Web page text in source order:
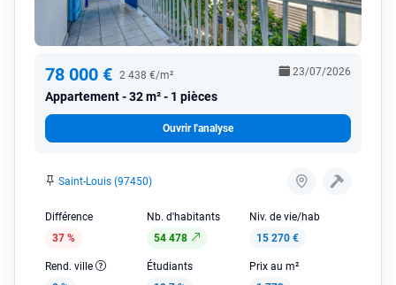
78 000 € 2 438 €/m²
Appartement 32 m² - 1 pièces
23/07/2026
Ouvrir l'analyse
Saint-Louis (97450)
Différence
37 %
Nb. d'habitants
54 478
Niv. de vie/hab
15 270 €
Rend. ville
Étudiants
Prix au m²